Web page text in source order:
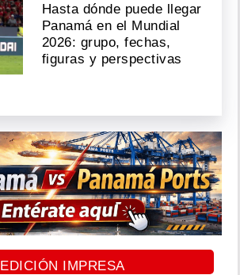
Hasta dónde puede llegar
Panamá en el Mundial
2026: grupo, fechas,
figuras y perspectivas
EDICIÓN IMPRESA